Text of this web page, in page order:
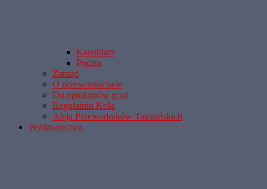
Kalendarz
Poczta
Zarząd
O przewodnictwie
Do opiekunów grup
Regulamin Koła
Aleja Przewodników Tatrzańskich
Wydawnictwa